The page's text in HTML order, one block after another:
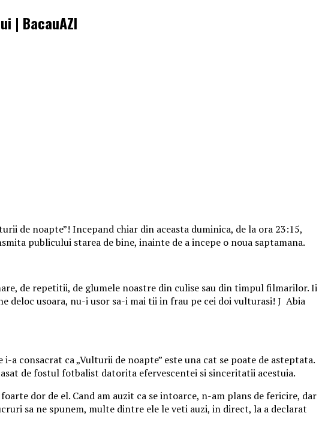
| BacauAZI
de noapte”! Incepand chiar din aceasta duminica, de la ora 23:15,
publicului starea de bine, inainte de a incepe o noua saptamana.
de repetitii, de glumele noastre din culise sau din timpul filmarilor. Ii
deloc usoara, nu-i usor sa-i mai tii in frau pe cei doi vulturasi! J Abia
consacrat ca „Vulturii de noapte” este una cat se poate de asteptata.
de fostul fotbalist datorita efervescentei si sinceritatii acestuia.
dor de el. Cand am auzit ca se intoarce, n-am plans de fericire, dar
sa ne spunem, multe dintre ele le veti auzi, in direct, la a declarat